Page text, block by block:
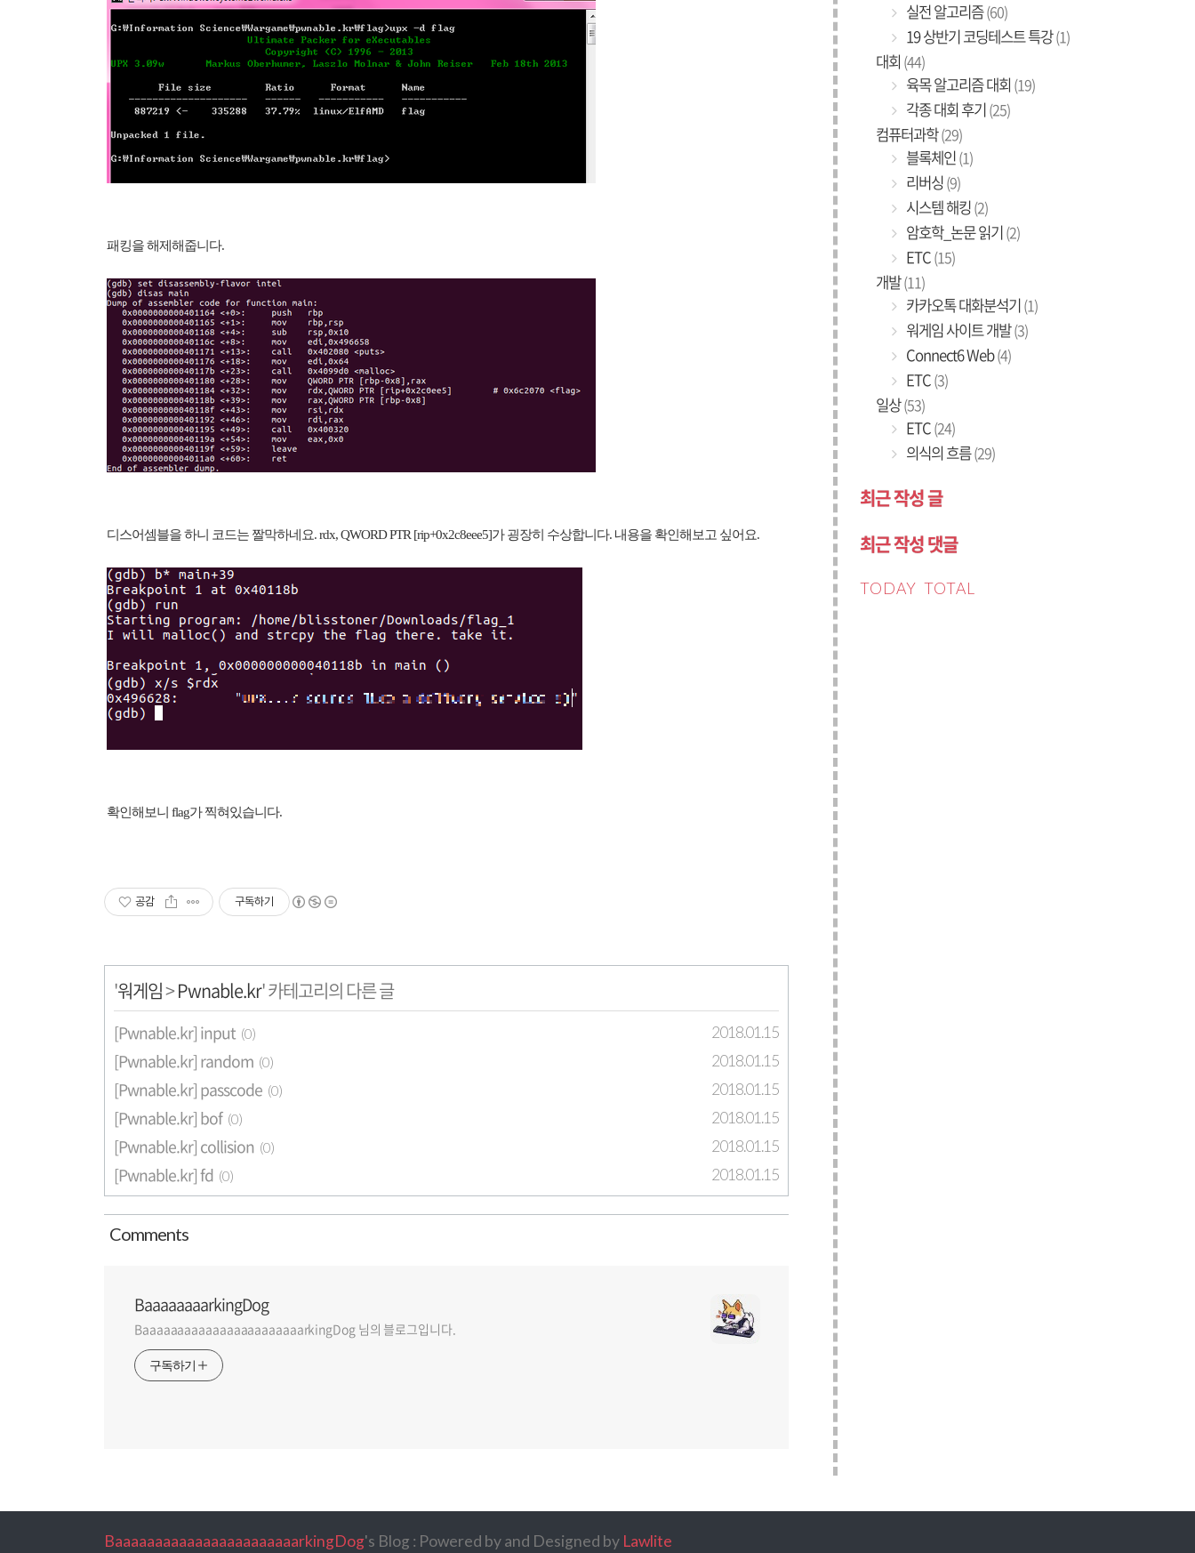
패킹을 해제해줍니다.
디스어셈블을 하니 코드는 짤막하네요. rdx, QWORD PTR [rip+0x2c8eee5]가 굉장히 수상합니다. 내용을 확인해보고 싶어요.
확인해보니 flag가 찍혀있습니다.
공감 구독하기
'워게임>Pwnable.kr' 카테고리의 다른 글
[Pwnable.kr] input (0) 2018.01.15
[Pwnable.kr] random (0) 2018.01.15
[Pwnable.kr] passcode (0) 2018.01.15
[Pwnable.kr] bof (0) 2018.01.15
[Pwnable.kr] collision (0) 2018.01.15
[Pwnable.kr] fd (0) 2018.01.15
Comments
BaaaaaaaarkingDog
BaaaaaaaaaaaaaaaaaaaaaaarkingDog 님의 블로그입니다.
구독하기
실전 알고리즘(60)
19 상반기 코딩테스트 특강(1)
대회 (44)
육목 알고리즘 대회 (19)
각종 대회 후기(25)
컴퓨터과학(29)
블록체인(1)
리버싱(9)
시스템 해킹(2)
암호학_논문 읽기(2)
ETC(15)
개발(11)
카카오톡 대화분석기(1)
워게임 사이트 개발(3)
Connect6 Web(4)
ETC(3)
일상(53)
ETC(24)
의식의 흐름(29)
최근 작성 글
최근 작성 댓글
TODAY TOTAL
BaaaaaaaaaaaaaaaaaaaaaaarkingDog's Blog : Powered byand Designed by Lawlite